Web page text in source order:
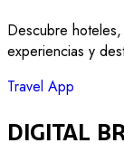
Descubre hoteles,
experiencias y
Travel App
Digital